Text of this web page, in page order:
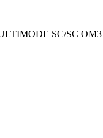
SC/SC